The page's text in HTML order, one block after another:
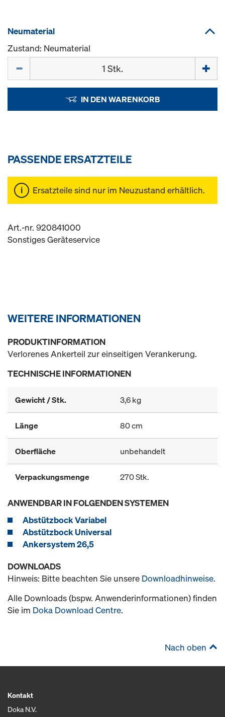
Neumaterial
Zustand: Neumaterial
IN DEN WARENKORB
PASSENDE ERSATZTEILE
Ersatzteile sind nur im Neuzustand erhältlich.
Art.-nr. 920841000
Sonstiges Geräteservice
WEITERE INFORMATIONEN
PRODUKTINFORMATION
Verlorenes Ankerteil zur einseitigen Verankerung.
TECHNISCHE INFORMATIONEN
Gewicht / Stk. 3,6 kg
Länge 80 cm
Oberfläche unbehandelt
Verpackungsmenge 270 Stk.
ANWENDBAR IN FOLGENDEN SYSTEMEN
Abstützbock Variabel
Abstützbock Universal
Ankersystem 26,5
DOWNLOADS
Hinweis: Bitte beachten Sie unsere Downloadhinweise.
Alle Downloads (bspw. Anwenderinformationen) finden
Sie im Doka Download Centre.
Nach oben
Kontakt
Doka N.V.